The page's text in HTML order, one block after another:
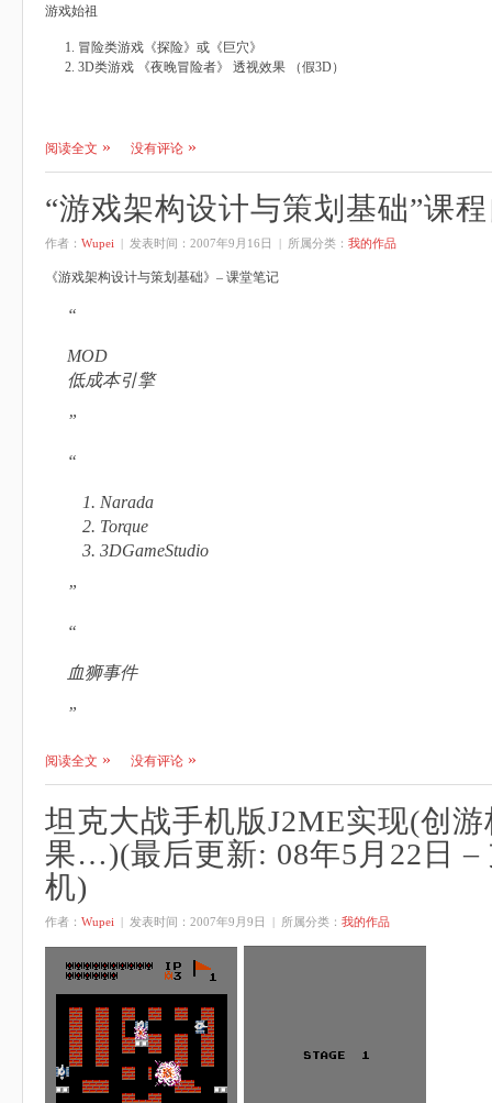
游戏始祖
冒险类游戏《探险》或《巨穴》
3D类游戏 《夜晚冒险者》 透视效果 （假3D）
阅读全文 没有评论
“游戏架构设计与策划基础”课
作者： Wupei | 发表时间： 2007年9月16日 | 所属分类： 我的作品
《游戏架构设计与策划基础》– 课堂笔记
MOD
低成本引擎
Narada
Torque
3DGameStudio
血狮事件
阅读全文 没有评论
坦克大战手机版J2ME实现(创
果…)(最后更新: 08年5月22日 –
机)
作者： Wupei | 发表时间： 2007年9月9日 | 所属分类： 我的作品